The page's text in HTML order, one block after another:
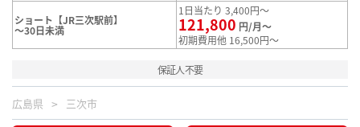
ショート【JR三次駅前】
～30日未満
1日当たり 3,400円～
121,800 円/月～
初期費用他 16,500円～
保証人不要
広島県 三次市